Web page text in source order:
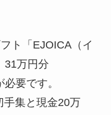
「EJOICA（イ
31万円分
です。
集と現金20万